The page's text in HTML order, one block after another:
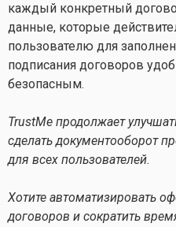
каждый конкретный
данные, которые
пользователю для
подписания договоров
безопасным.
TrustMe продолжает
сделать документооборот
для всех пользователей.
Хотите автоматизировать
договоров и сократить